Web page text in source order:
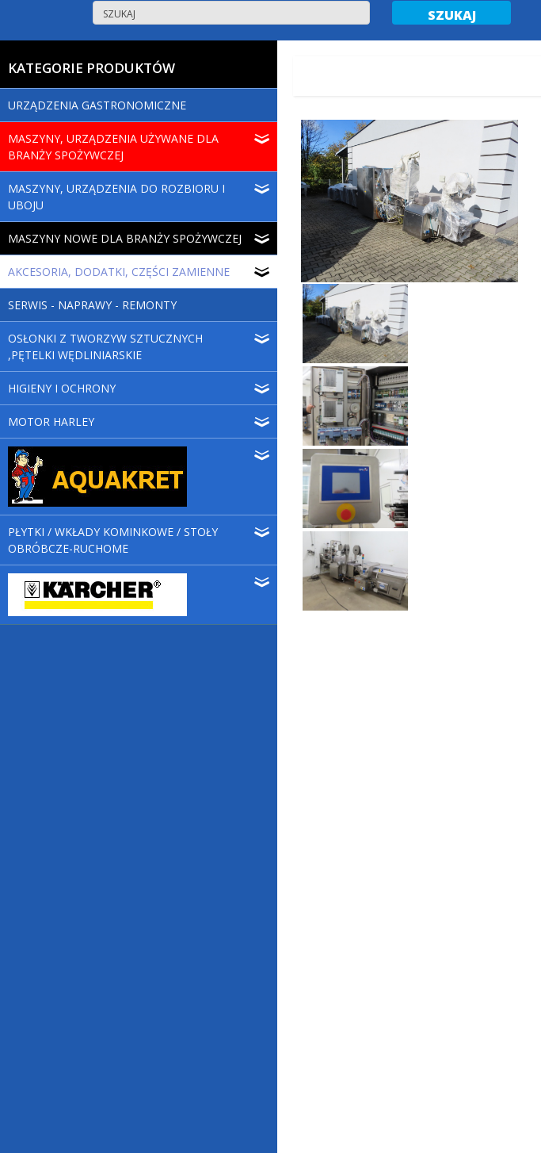
KATEGORIE PRODUKTÓW
URZĄDZENIA GASTRONOMICZNE
MASZYNY, URZĄDZENIA UŻYWANE DLA
BRANŻY SPOŻYWCZEJ
MASZYNY, URZĄDZENIA DO ROZBIORU I
UBOJU
MASZYNY NOWE DLA BRANŻY SPOŻYWCZEJ
AKCESORIA, DODATKI, CZĘŚCI ZAMIENNE
SERWIS - NAPRAWY - REMONTY
OSŁONKI Z TWORZYW SZTUCZNYCH
,PĘTELKI WĘDLINIARSKIE
HIGIENY I OCHRONY
MOTOR HARLEY
PŁYTKI / WKŁADY KOMINKOWE / STOŁY
OBRÓBCZE-RUCHOME